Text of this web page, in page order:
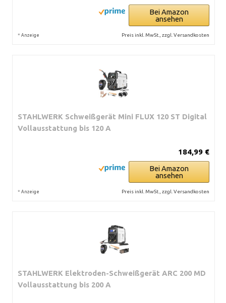
Bei Amazon
ansehen
* Anzeige Preis inkl. MwSt., zzgl. Versandkosten
STAHLWERK Schweißgerät Mini FLUX 120 ST Digital
Vollausstattung bis 120 A
184,99 €
Bei Amazon
ansehen
* Anzeige Preis inkl. MwSt., zzgl. Versandkosten
STAHLWERK Elektroden-Schweißgerät ARC 200 MD
Vollausstattung bis 200 A